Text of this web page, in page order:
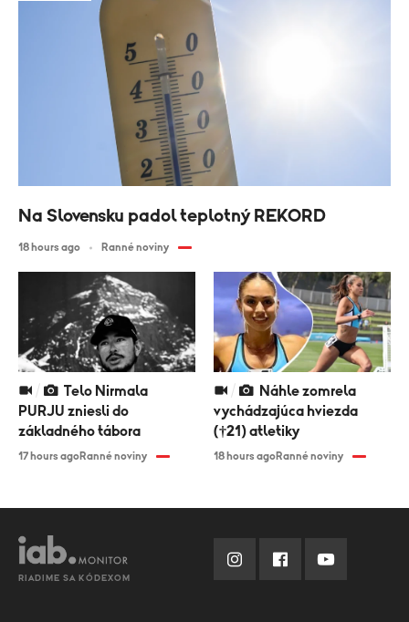
PURJU zniesli do
základného tábora
17 hours agoRanné noviny
vychádzajúca hviezda
(†21) atletiky
18 hours agoRanné noviny
Na Slovensku padol teplotný REKORD
18 hours ago Ranné noviny
RIADIME SA KÓDEXOM